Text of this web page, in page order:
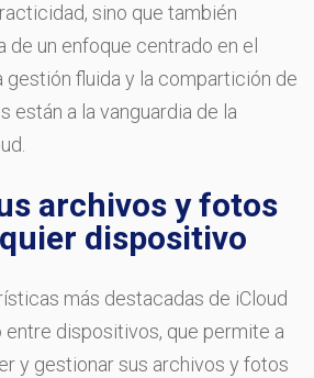
sino que también
de un enfoque centrado en el
gestión fluida y la compartición de
están a la vanguardia de la
archivos y fotos
dispositivo
más destacadas de iCloud
entre dispositivos, que permite a
y gestionar sus archivos y fotos